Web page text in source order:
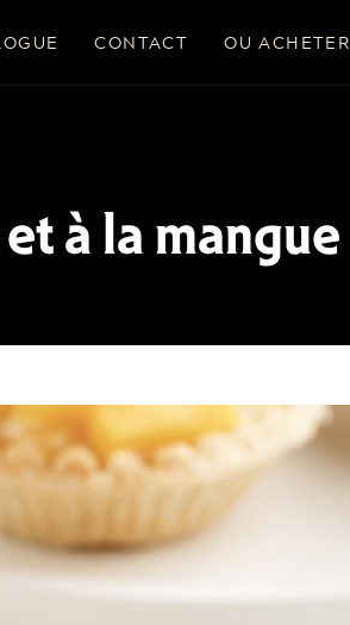
CONTACT OU ACHETER
à la mangue